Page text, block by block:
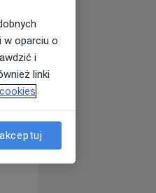
Czw,
w oparciu o
i
linki